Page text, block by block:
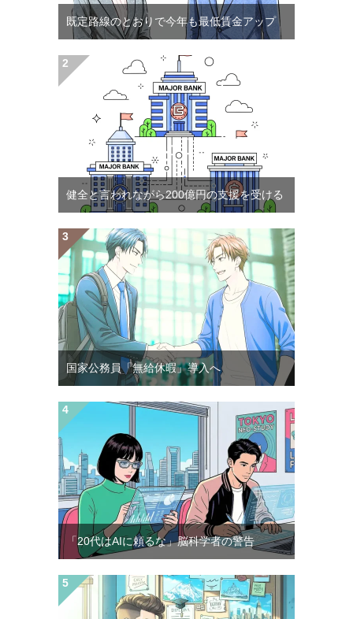
既定路線のとおりで今年も最低賃金アップ
健全と言われながら200億円の支援を受ける
国家公務員「無給休暇」導入へ
「20代はAIに頼るな」脳科学者の警告